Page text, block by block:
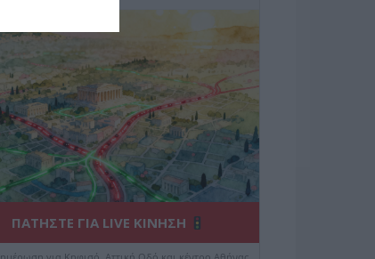
ΠΑΤΗΣΤΕ ΓΙΑ LIVE ΚΙΝΗΣΗ